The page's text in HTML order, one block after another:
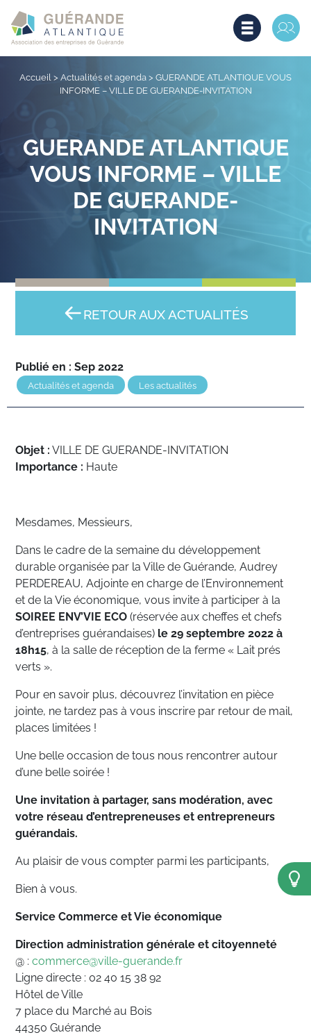
Accueil > Actualités et agenda> GUERANDE ATLANTIQUE VOUS
INFORME – VILLE DE GUERANDE-INVITATION
GUERANDE ATLANTIQUE
VOUS INFORME – VILLE
DE GUERANDE-
INVITATION
RETOUR AUX ACTUALITÉS
Publié en : Sep 2022
Actualités et agenda Les actualités
Objet :VILLE DE GUERANDE-INVITATION
Importance : Haute
Mesdames, Messieurs,
Dans le cadre de la semaine du développement
durable organisée par la Ville de Guérande, Audrey
PERDEREAU, Adjointe en charge de l’Environnement
et de la Vie économique, vous invite à participer à la
SOIREE ENV’VIE ECO(réservée aux cheffes et chefs
d’entreprises guérandaises) le 29 septembre 2022 à
18h15, à la salle de réception de la ferme « Lait prés
verts ».
Pour en savoir plus, découvrez l’invitation en pièce
jointe, ne tardez pas à vous inscrire par retour de mail,
places limitées !
Une belle occasion de tous nous rencontrer autour
d’une belle soirée !
Une invitation à partager, sans modération, avec
votre réseau d’entrepreneuses et entrepreneurs
guérandais.
Au plaisir de vous compter parmi les participants,
Bien à vous.
Service Commerce et Vie économique
Direction administration généraleet citoyenneté
@ :commerce@ville-guerande.fr
Ligne directe : 02 40 15 38 92
Hôtel de Ville
7 place du Marché au Bois
44350 Guérande